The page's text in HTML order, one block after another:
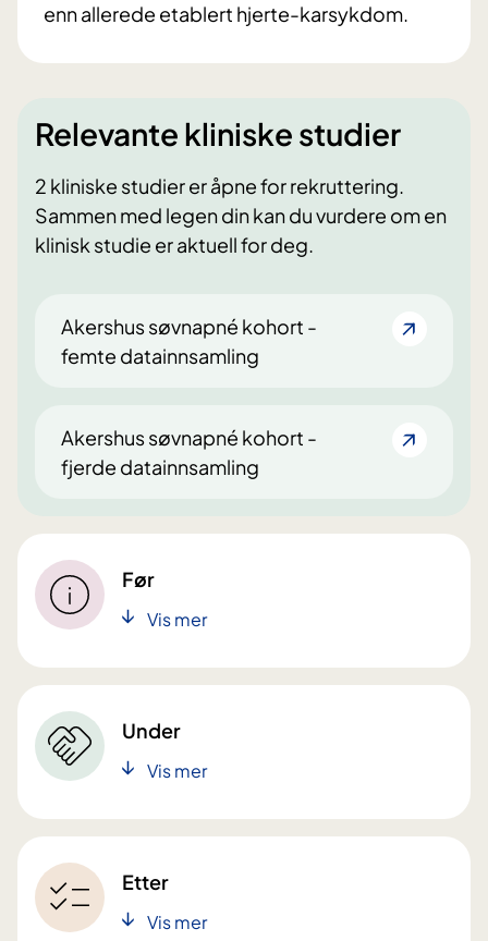
enn allerede etablert hjerte-karsykdom.
Relevante kliniske studier
2 kliniske studier er åpne for rekruttering.
Sammen med legen din kan du vurdere om en
klinisk studie er aktuell for deg.
Akershus søvnapné kohort -
femte datainnsamling
Akershus søvnapné kohort -
fjerde datainnsamling
Før
Vis mer
Under
Vis mer
Etter
Vis mer